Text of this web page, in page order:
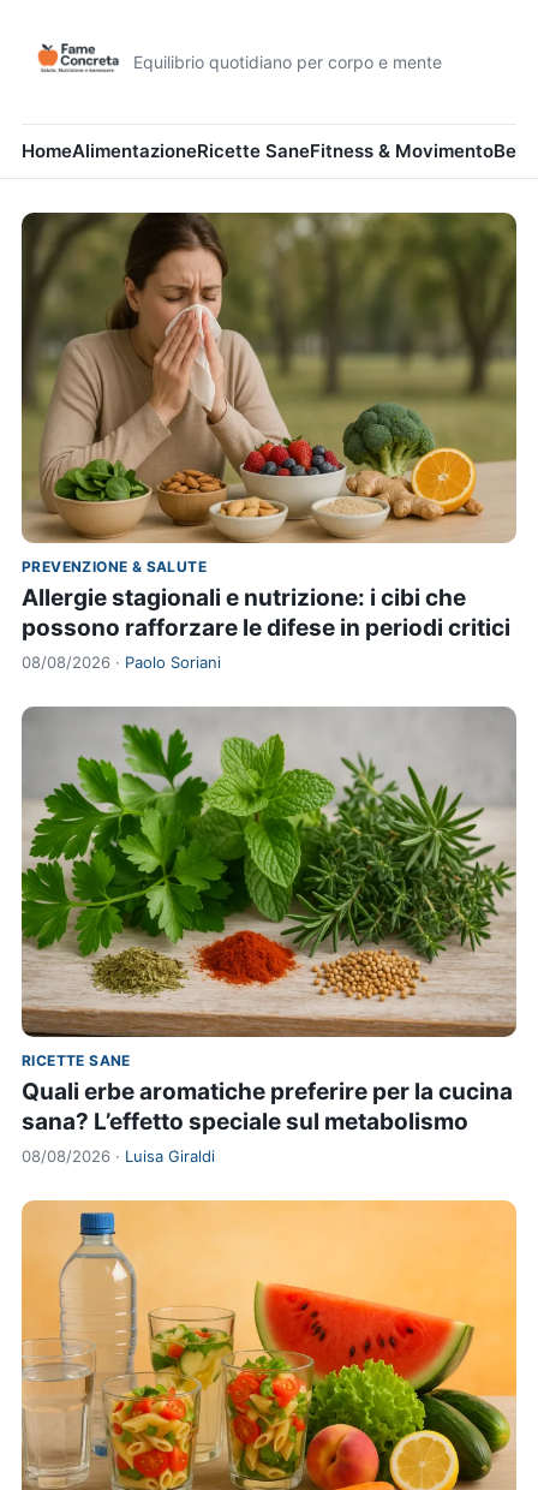
Equilibrio quotidiano per corpo e mente
HomeAlimentazioneRicette SaneFitness & Movimento
PREVENZIONE & SALUTE
Allergie stagionali e nutrizione: i cibi che
possono rafforzare le difese in periodi critici
08/08/2026 · Paolo Soriani
RICETTE SANE
Quali erbe aromatiche preferire per la cucina
sana? L’effetto speciale sul metabolismo
08/08/2026 · Luisa Giraldi